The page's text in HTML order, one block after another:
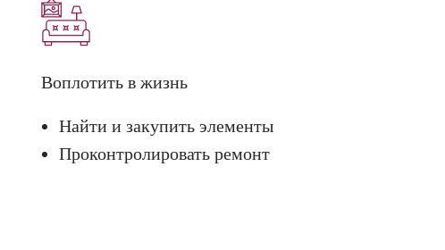
Воплотить в жизнь
Найти и закупить элементы
Проконтролировать ремонт